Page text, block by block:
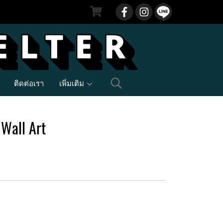
ติดต่อเรา เพิ่มเติม
Art